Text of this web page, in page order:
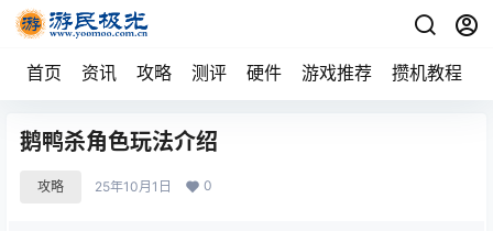
首页 资讯 攻略 测评 硬件 游戏推荐 攒机教程
鹅鸭杀角色玩法介绍
攻略 25年10月1日 0